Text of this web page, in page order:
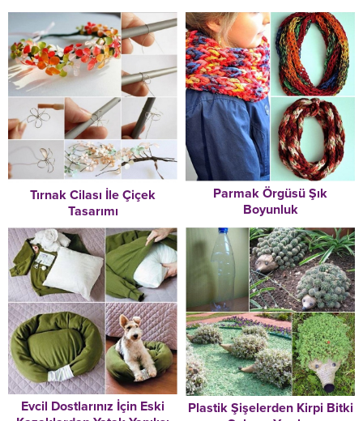
Tırnak Cilası İle Çiçek
Tasarımı
Parmak Örgüsü Şık
Boyunluk
Evcil Dostlarınız İçin Eski
Plastik Şişelerden Kirpi Bitki